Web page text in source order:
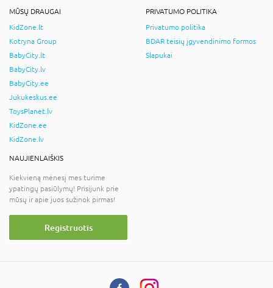
MŪSŲ DRAUGAI
KidZone.lt
Kotryna Group
BabyCity.lt
BabyCity.lv
BabyCity.ee
Jukukeskus.ee
ToysPlanet.lv
KidZone.ee
KidZone.lv
PRIVATUMO POLITIKA
Privatumo politika
BDAR teisių įgyvendinimo formos
Slapukai
NAUJIENLAIŠKIS
Kiekvieną mėnesį mes turime
ypatingų pasiūlymų! Prisijunk prie
mūsų ir apie juos sužinok pirmas!
Registruotis